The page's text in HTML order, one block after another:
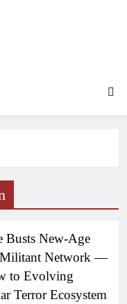
Busts New-Age
Militant Network —
to Evolving
Terror Ecosystem